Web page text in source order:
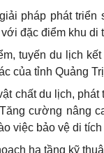
pháp phát triển
đặc điểm khu di
tuyến du lịch
của tỉnh Quảng
chất du lịch,
cường nâng
việc bảo vệ di
hạ tầng kỹ